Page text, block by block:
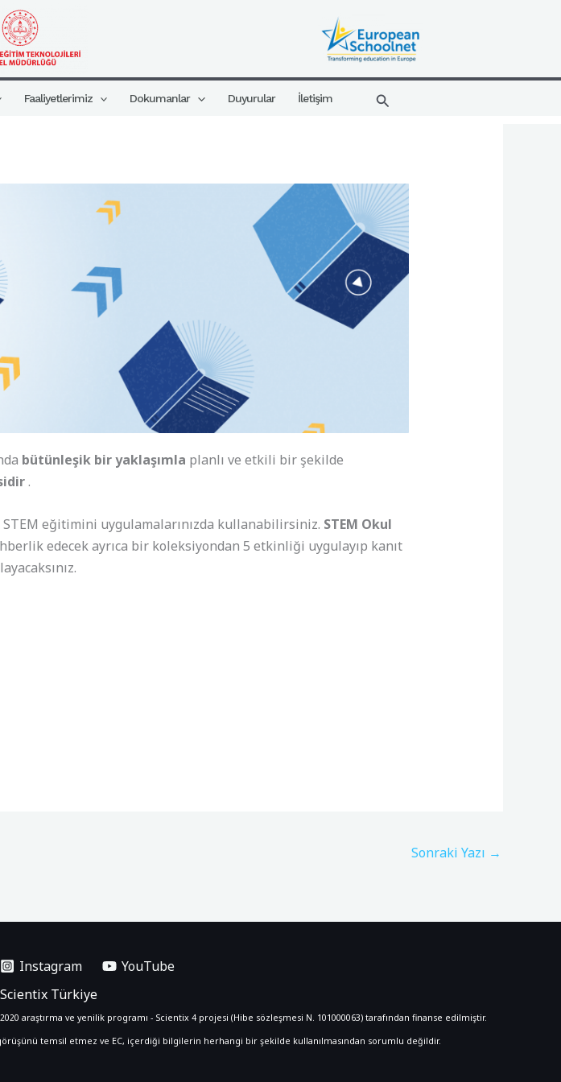
Faaliyetlerimiz Dokumanlar Duyurular İletişim Arama
bütünleşik bir yaklaşımla planlı ve etkili bir şekilde
.
eğitimini uygulamalarınızda kullanabilirsiniz. STEM Okul
edecek ayrıca bir koleksiyondan 5 etkinliği uygulayıp kanıt
Sonraki Yazı →
Instagram
YouTube
Türkiye
araştırma ve yenilik programı - Scientix 4 projesi (Hibe sözleşmesi N. 101000063) tarafından finanse edilmiştir.
temsil etmez ve EC, içerdiği bilgilerin herhangi bir şekilde kullanılmasından sorumlu değildir.